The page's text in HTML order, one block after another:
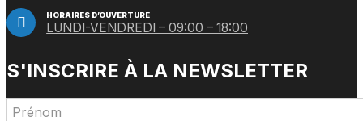
HORAIRES D’OUVERTURE
LUNDI-VENDREDI – 09:00 – 18:00
S'INSCRIRE À LA NEWSLETTER